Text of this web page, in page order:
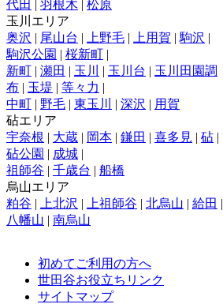
代田 | 羽根木 | 松原
玉川エリア
奥沢 | 尾山台 | 上野毛 | 上用賀 | 駒沢 |
駒沢公園 | 桜新町 |
新町 | 瀬田 | 玉川 | 玉川台 | 玉川田園調
布 | 玉堤 | 等々力 |
中町 | 野毛 | 東玉川 | 深沢 | 用賀
砧エリア
宇奈根 | 大蔵 | 岡本 | 鎌田 | 喜多見 | 砧 |
砧公園 | 成城 |
祖師谷 | 千歳台 | 船橋
烏山エリア
粕谷 | 上北沢 | 上祖師谷 | 北烏山 | 給田 |
八幡山 | 南烏山
初めてご利用の方へ
世田谷お役立ちリンク
サイトマップ